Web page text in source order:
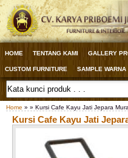
HOME TENTANG KAMI GALLERY
CUSTOM FURNITURE SAMPLE WARNA
Home » » Kursi Cafe Kayu Jati Jepara
Kursi Cafe Kayu Jati